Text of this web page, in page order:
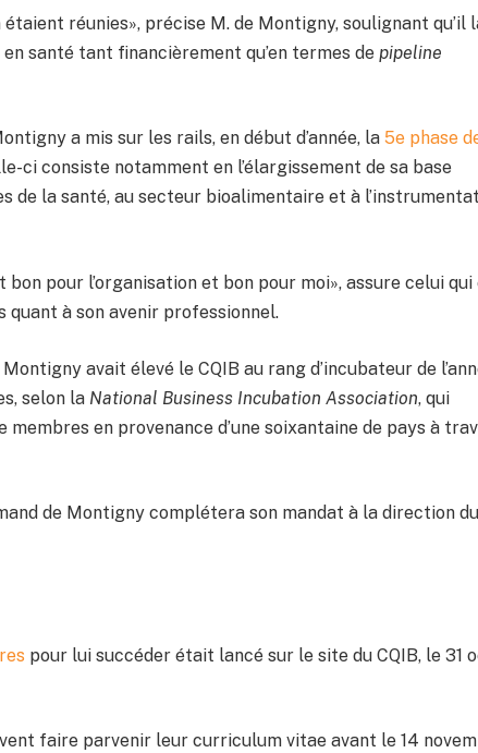
réunies», précise M. de Montigny, soulignant qu’il
santé tant financièrement qu’en termes de pipeline
a mis sur les rails, en début d’année, la5e phase
ci consiste notamment en l’élargissement de sa base
de la santé, au secteur bioalimentaire et à
bon pour l’organisation et bon pour moi», assure celui qui
à son avenir professionnel.
avait élevé le CQIB au rang d’incubateur de
selon la National Business Incubation Association, qui
en provenance d’une soixantaine de pays à
de Montigny complétera son mandat à la direction
pour lui succéder était lancé sur le site du CQIB, le 31
faire parvenir leur curriculum vitae avant le 14